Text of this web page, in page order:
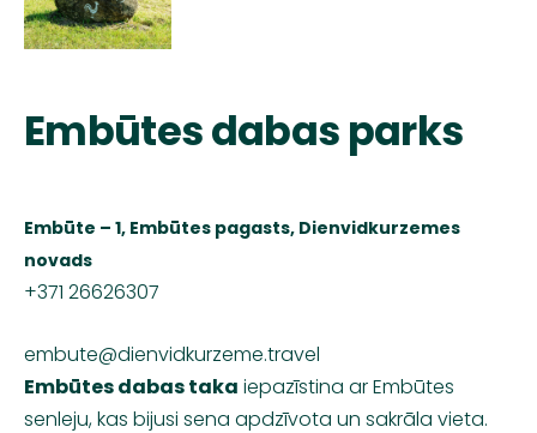
Embūtes dabas parks
Embūte – 1, Embūtes pagasts, Dienvidkurzemes
novads
+371 26626307
embute@dienvidkurzeme.travel
Embūtes dabas taka iepazīstina ar Embūtes
senleju, kas bijusi sena apdzīvota un sakrāla vieta.